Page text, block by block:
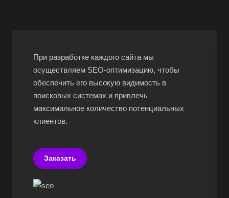
При разработке каждого сайта мы
осуществляем SEO-оптимизацию, чтобы
обеспечить его высокую видимость в
поисковых системах и привлечь
максимальное количество потенциальных
клиентов.
Заказать